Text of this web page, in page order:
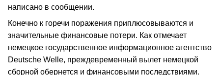
написано в сообщении.
Конечно к горечи поражения приплюсовываются и
значительные финансовые потери. Как отмечает
немецкое государственное информационное агентство
Deutsche Welle, преждевременный вылет немецкой
сборной обернется и финансовыми последствиями.